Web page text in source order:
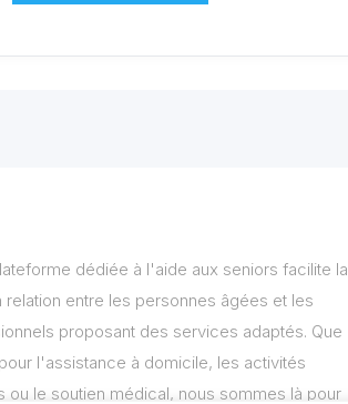
dédiée à l'aide aux seniors facilite la
relation entre les personnes âgées et les
proposant des services adaptés. Que
l'assistance à domicile, les activités
ou le soutien médical, nous sommes là pour